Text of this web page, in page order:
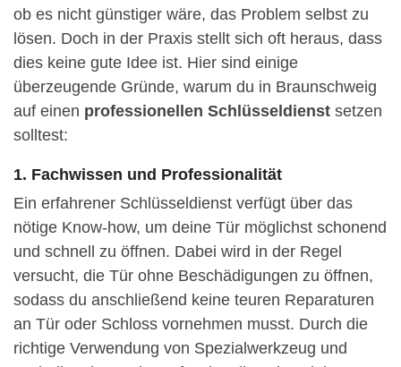
ob es nicht günstiger wäre, das Problem selbst zu
lösen. Doch in der Praxis stellt sich oft heraus, dass
dies keine gute Idee ist. Hier sind einige
überzeugende Gründe, warum du in Braunschweig
auf einen professionellen Schlüsseldienst setzen
solltest:
1. Fachwissen und Professionalität
Ein erfahrener Schlüsseldienst verfügt über das
nötige Know-how, um deine Tür möglichst schonend
und schnell zu öffnen. Dabei wird in der Regel
versucht, die Tür ohne Beschädigungen zu öffnen,
sodass du anschließend keine teuren Reparaturen
an Tür oder Schloss vornehmen musst. Durch die
richtige Verwendung von Spezialwerkzeug und